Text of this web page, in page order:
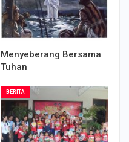
Menyeberang Bersama
Tuhan
BERITA